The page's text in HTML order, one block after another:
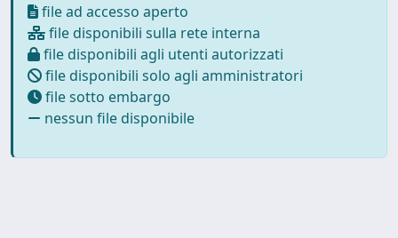
file ad accesso aperto
file disponibili sulla rete interna
file disponibili agli utenti autorizzati
file disponibili solo agli amministratori
file sotto embargo
nessun file disponibile